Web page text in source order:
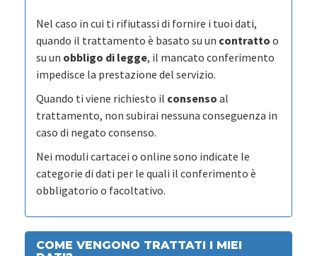
Nel caso in cui ti rifiutassi di fornire i tuoi dati,
quando il trattamento è basato su un contratto o
su un obbligo di legge, il mancato conferimento
impedisce la prestazione del servizio.
Quando ti viene richiesto il consenso al
trattamento, non subirai nessuna conseguenza in
caso di negato consenso.
Nei moduli cartacei o online sono indicate le
categorie di dati per le quali il conferimento è
obbligatorio o facoltativo.
COME VENGONO TRATTATI I MIEI